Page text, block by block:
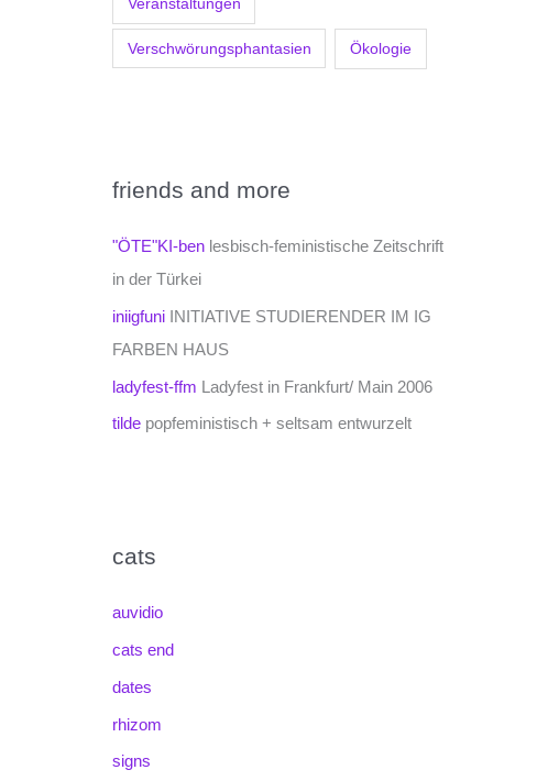
Verschwörungsphantasien Ökologie
friends and more
"ÖTE"KI-ben lesbisch-feministische Zeitschrift
in der Türkei
iniigfuni INITIATIVE STUDIERENDER IM IG
FARBEN HAUS
ladyfest-ffm Ladyfest in Frankfurt/ Main 2006
tilde popfeministisch + seltsam entwurzelt
cats
auvidio
cats end
dates
rhizom
signs